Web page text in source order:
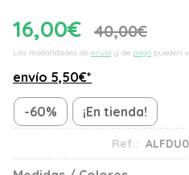
16,00€ 40,00€
Las modalidades de envío y de pago pueden
envío 5,50€*
-60% ¡En tienda!
Ref.: